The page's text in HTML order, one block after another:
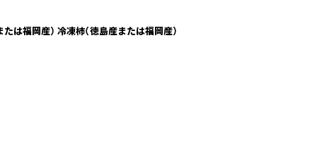
は福岡産） 冷凍柿（徳島産または福岡産）